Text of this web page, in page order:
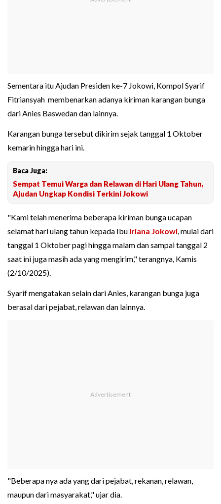
Sementara itu Ajudan Presiden ke-7 Jokowi, Kompol Syarif
Fitriansyah membenarkan adanya kiriman karangan bunga
dari Anies Baswedan dan lainnya.
Karangan bunga tersebut dikirim sejak tanggal 1 Oktober
kemarin hingga hari ini.
Baca Juga:
Sempat Temui Warga dan Relawan di Hari Ulang Tahun,
Ajudan Ungkap Kondisi Terkini Jokowi
"Kami telah menerima beberapa kiriman bunga ucapan
selamat hari ulang tahun kepada Ibu Iriana Jokowi, mulai dari
tanggal 1 Oktober pagi hingga malam dan sampai tanggal 2
saat ini juga masih ada yang mengirim," terangnya, Kamis
(2/10/2025).
Syarif mengatakan selain dari Anies, karangan bunga juga
berasal dari pejabat, relawan dan lainnya.
"Beberapa nya ada yang dari pejabat, rekanan, relawan,
maupun dari masyarakat," ujar dia.